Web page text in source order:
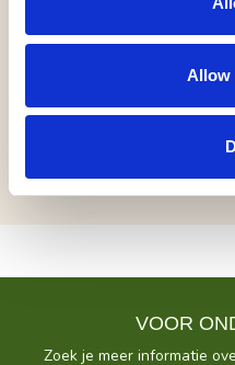
Allow
inclusief (pauze)drankje |
VOOR
Zoek je meer informatie